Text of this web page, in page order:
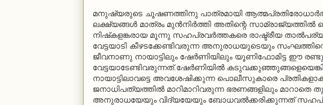
മനുഷ്യരുടെ ചൂഷണത്തിനു പാത്രമായി
ലക്ഷ്യങ്ങള്‍ മാത്രം മുന്‍നിര്‍ത്തി അതിന്റെ
നിഷ്‌കളങ്കരായ മൂന്നു സഹപ്രവര്‍ത്തകരെ രാഷ്ട്രീയ
വേട്ടയാടി കീഴടക്കേണ്ടിവരുന്ന അനുരാധയുടെയും
ജീവനാണു നായാട്ടിലും ഷേര്‍ണിയിലും യൂണിഫോമിട്ട ഈ
വേട്ടയാടേണ്ടിവരുന്നത്.ഷേര്‍ണിയില്‍
നായാട്ടിലാവട്ടെ അവശേഷിക്കുന്ന പൊലീസുകാരെ
ജനാധിപത്യത്തില്‍ മാറിമാറിവരുന്ന ഭരണങ്ങളിലും മാറാതെ
അനുരാധയേയും വിദ്യയേയും ബോധവല്‍ക്കരിക്കുന്നത്